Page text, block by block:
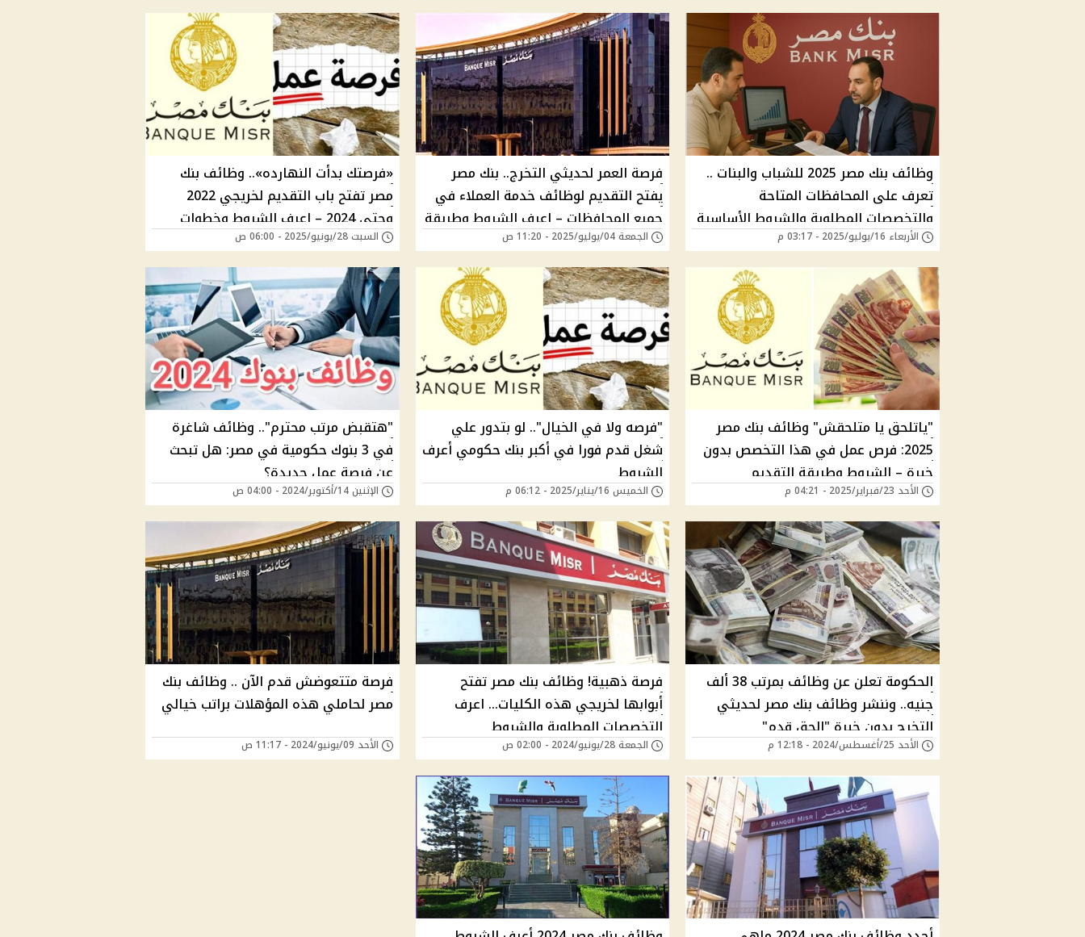
وظائف بنك مصر 2025 للشباب والبنات ..
تعرف على المحافظات المتاحة
والتخصصات المطلوبة والشروط الأساسية
ورابط التسجيل إليكترونياً
الأربعاء 16/يوليو/2025 - 03:17 م
فرصة العمر لحديثي التخرج.. بنك مصر
يفتح التقديم لوظائف خدمة العملاء في
جميع المحافظات – اعرف الشروط وطريقة
التسجيل
الجمعة 04/يوليو/2025 - 11:20 ص
«فرصتك بدأت النهارده».. وظائف بنك
مصر تفتح باب التقديم لخريجي 2022
وحتى 2024 – اعرف الشروط وخطوات
التسجيل قبل ما يفوتك التقديم
السبت 28/يونيو/2025 - 06:00 ص
"ياتلحق يا متلحقش" وظائف بنك مصر
2025: فرص عمل في هذا التخصص بدون
خبرة – الشروط وطريقة التقديم
الأحد 23/فبراير/2025 - 04:21 م
"فرصه ولا في الخيال".. لو بتدور علي
شغل قدم فورا في أكبر بنك حكومي أعرف
الشروط
الخميس 16/يناير/2025 - 06:12 م
"هتقبض مرتب محترم".. وظائف شاغرة
في 3 بنوك حكومية في مصر: هل تبحث
عن فرصة عمل جديدة؟
الإثنين 14/أكتوبر/2024 - 04:00 ص
الحكومة تعلن عن وظائف بمرتب 38 ألف
جنيه.. وننشر وظائف بنك مصر لحديثي
التخرج بدون خبرة "الحق قدم"
الأحد 25/أغسطس/2024 - 12:18 م
فرصة ذهبية! وظائف بنك مصر تفتح
أبوابها لخريجي هذه الكليات... اعرف
التخصصات المطلوبة والشروط
الجمعة 28/يونيو/2024 - 02:00 ص
فرصة متتعوضش قدم الآن .. وظائف بنك
مصر لحاملي هذه المؤهلات براتب خيالي
الأحد 09/يونيو/2024 - 11:17 ص